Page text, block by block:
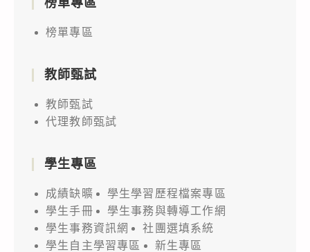
榜單專區
教師甄試
教師甄試
代理教師甄試
學生專區
成績缺曠
學生學習歷程檔案專區
學生手冊
學生事務與轉導工作網
學生事務資訊網
社團選填系統
學生自主學習專區
新生專區